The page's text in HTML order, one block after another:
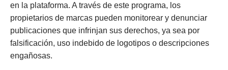
en la plataforma. A través de este programa, los
propietarios de marcas pueden monitorear y denunciar
publicaciones que infrinjan sus derechos, ya sea por
falsificación, uso indebido de logotipos o descripciones
engañosas.